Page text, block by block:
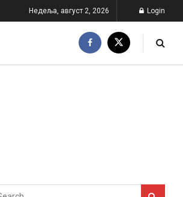
Недеља, август 2, 2026 Login